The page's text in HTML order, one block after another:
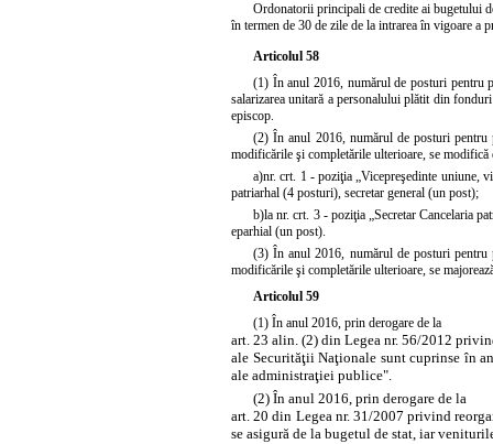
Ordonatorii principali de credite ai bugetului
în termen de 30 de zile de la intrarea în vigoare a
Articolul 58
(1) În anul 2016, numărul de posturi pentru
salarizarea unitară a personalului plătit din
episcop.
(2) În anul 2016, numărul de posturi pentru
modificările şi completările ulterioare, se modifică
a)nr. crt. 1 - poziţia „Vicepreşedinte uniune,
patriarhal (4 posturi), secretar general (un post);
b)la nr. crt. 3 - poziţia „Secretar Cancelaria
eparhial (un post).
(3) În anul 2016, numărul de posturi pentru
modificările şi completările ulterioare, se
Articolul 59
(1) În anul 2016, prin derogare de la
art. 23 alin. (2) din Legea nr. 56/2012
ale Securităţii Naţionale sunt cuprinse în
ale administraţiei publice".
(2) În anul 2016, prin derogare de la
art. 20 din Legea nr. 31/2007 privind
se asigură de la bugetul de stat, iar